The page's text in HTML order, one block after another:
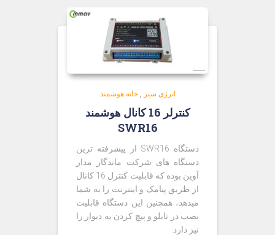
انرژی سبز ,خانه هوشمند
کنترلر 16 کانال هوشمند
SWR16
دستگاه SWR16 از پیشرفته ترین
دستگاه های شرکت ماندگار مدار
آوین بوده که قابلیت کنترل 16 کانال
از طریق پیامک و اینترنت را به شما
میدهد، همچنین این دستگاه قابلیت
نصب در تابلو و پیچ کردن به دیوار را
نیز دارد.